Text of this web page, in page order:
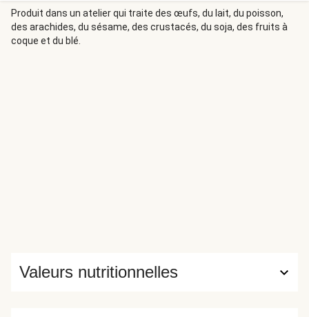
Produit dans un atelier qui traite des œufs, du lait, du poisson,
des arachides, du sésame, des crustacés, du soja, des fruits à
coque et du blé.
Valeurs nutritionnelles